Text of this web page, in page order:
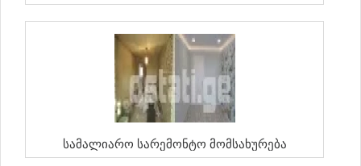
Სამალიარო Სარემონტო Მომსახურება